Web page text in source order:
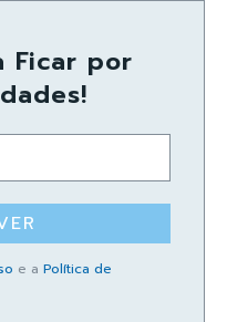
Ficar por
e a Política de